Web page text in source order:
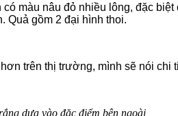
màu nâu đỏ nhiều lông, đặc
Quả gồm 2 đại hình thoi.
trên thị trường, mình sẽ nói chi
dựa vào đặc điểm bên ngoài